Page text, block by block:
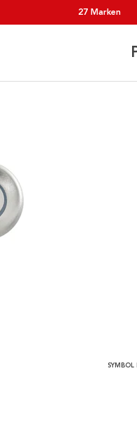
27 Marken
SYMBOL